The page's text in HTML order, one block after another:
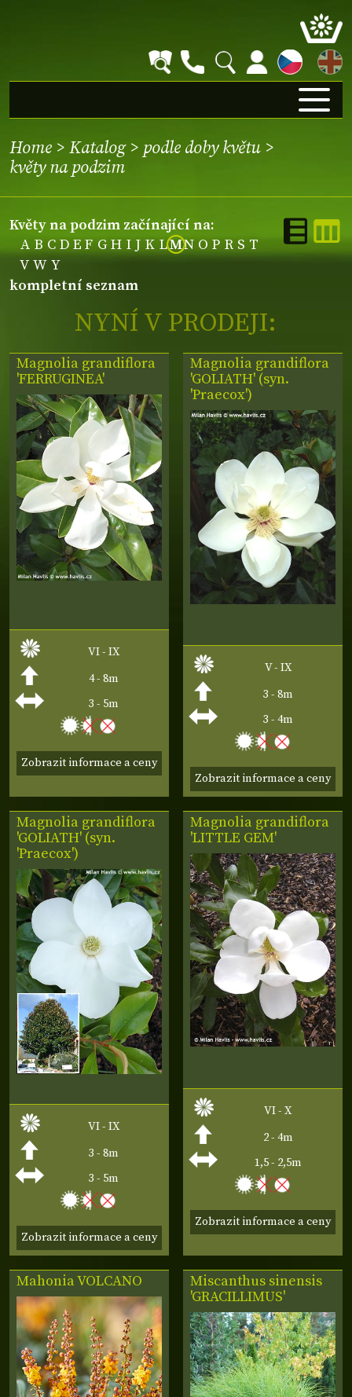
EN
Home > Katalog> podle doby květu >
květy na podzim
květy na podzim začínající na:
A B C D E F G H I J K LMN O P R S T
V W Y
kompletní seznam
NYNÍ V PRODEJI:
Magnolia grandiflora
'FERRUGINEA'
VI - IX
4 - 8m
3 - 5m
Zobrazit informace a ceny
Magnolia grandiflora
'GOLIATH' (syn.
'Praecox')
V - IX
3 - 8m
3 - 4m
Zobrazit informace a ceny
Magnolia grandiflora
'GOLIATH' (syn.
'Praecox')
VI - IX
3 - 8m
3 - 5m
Zobrazit informace a ceny
Magnolia grandiflora
'LITTLE GEM'
VI - X
2 - 4m
1,5 - 2,5m
Zobrazit informace a ceny
MahoniaVOLCANO
Miscanthus sinensis
'GRACILLIMUS'